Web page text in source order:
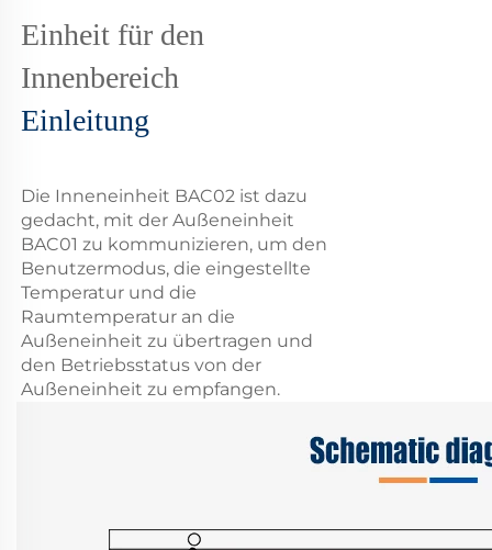
Einheit für den
Innenbereich
Einleitung
Die Inneneinheit BAC02 ist dazu
gedacht, mit der Außeneinheit
BAC01 zu kommunizieren, um den
Benutzermodus, die eingestellte
Temperatur und die
Raumtemperatur an die
Außeneinheit zu übertragen und
den Betriebsstatus von der
Außeneinheit zu empfangen.